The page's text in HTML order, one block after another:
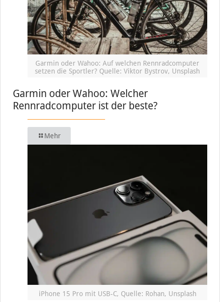
Garmin oder Wahoo: Auf welchen Rennradcomputer
setzen die Sportler? Quelle: Viktor Bystrov, Unsplash
Garmin oder Wahoo: Welcher
Rennradcomputer ist der beste?
Mehr
iPhone 15 Pro mit USB-C, Quelle: Rohan, Unsplash